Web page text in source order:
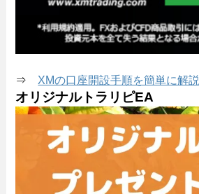
⇒ XMの口座開設手順を簡単に解説
オリジナルトラリピEA